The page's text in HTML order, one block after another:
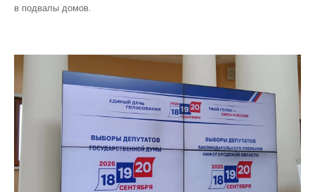
в подвалы домов.